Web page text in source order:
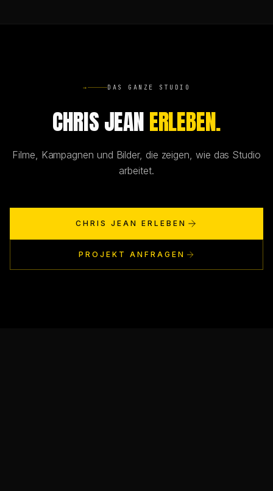
→ DAS GANZE STUDIO
CHRIS JEANERLEBEN.
Filme, Kampagnen und Bilder, die zeigen, wie das Studio
arbeitet.
CHRIS JEAN ERLEBEN
PROJEKT ANFRAGEN